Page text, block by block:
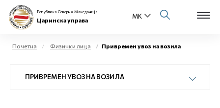
Open
Open
Република Северна Македонија
Царинска управа
Почетна Физички лица Привремен увоз на возила
ПРИВРЕМЕН УВОЗ НА ВОЗИЛА